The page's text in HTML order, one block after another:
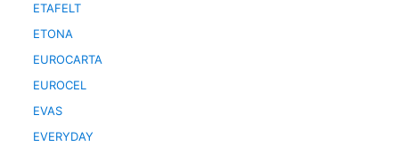
ETAFELT
ETONA
EUROCARTA
EUROCEL
EVAS
EVERYDAY